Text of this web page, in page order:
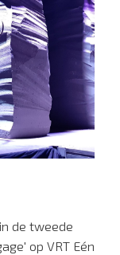
de tweede
op VRT Eén